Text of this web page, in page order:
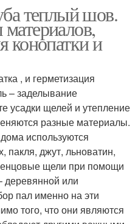
теплый шов.
конопатки и
, и герметизация
– заделывание
усадки щелей и утепление
разные материалы.
используются
пакля, джут, льноватин,
щели при помощи
деревянной или
пал именно на эти
того, что они являются